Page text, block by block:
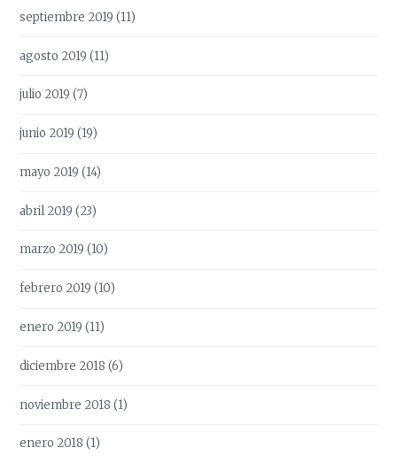
septiembre 2019 (11)
agosto 2019 (11)
julio 2019 (7)
junio 2019 (19)
mayo 2019 (14)
abril 2019 (23)
marzo 2019 (10)
febrero 2019 (10)
enero 2019 (11)
diciembre 2018 (6)
noviembre 2018 (1)
enero 2018 (1)